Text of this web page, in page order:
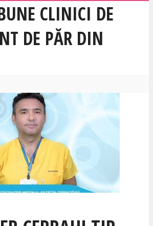
CLINICI DE
DE PĂR DIN